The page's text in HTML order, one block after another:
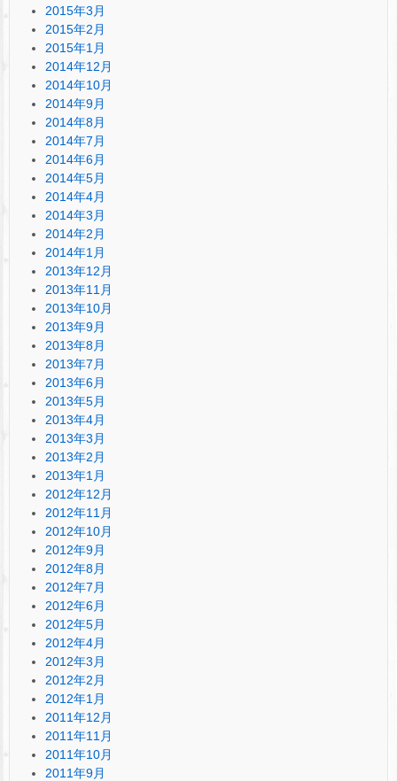
2015年3月
2015年2月
2015年1月
2014年12月
2014年10月
2014年9月
2014年8月
2014年7月
2014年6月
2014年5月
2014年4月
2014年3月
2014年2月
2014年1月
2013年12月
2013年11月
2013年10月
2013年9月
2013年8月
2013年7月
2013年6月
2013年5月
2013年4月
2013年3月
2013年2月
2013年1月
2012年12月
2012年11月
2012年10月
2012年9月
2012年8月
2012年7月
2012年6月
2012年5月
2012年4月
2012年3月
2012年2月
2012年1月
2011年12月
2011年11月
2011年10月
2011年9月